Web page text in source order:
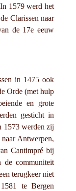
1579 werd het
Clarissen naar
de 17e eeuw
in 1475 ook
Orde (met hulp
en grote
gesticht in
1573 werden zij
Antwerpen,
Cantimpré bij
de communiteit
terugkeer niet
te Bergen